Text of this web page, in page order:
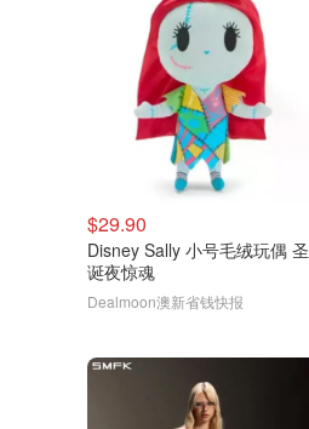
$29.90
Disney Sally 小号毛绒玩偶 圣
诞夜惊魂
Dealmoon澳新省钱快报